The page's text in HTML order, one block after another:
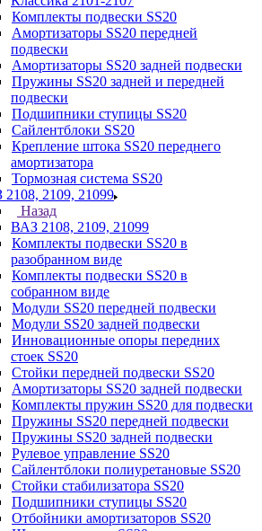
Комплекты подвески SS20
Амортизаторы SS20 передней
подвески
Амортизаторы SS20 задней подвески
Пружины SS20 задней и передней
подвески
Подшипники ступицы SS20
Сайлентблоки SS20
Крепление штока SS20 переднего
амортизатора
Тормозная система SS20
2109, 21099
Назад
ВАЗ 2108, 2109, 21099
Комплекты подвески SS20 в
разобранном виде
Комплекты подвески SS20 в
собранном виде
Модули SS20 передней подвески
Модули SS20 задней подвески
Инновационные опоры передних
стоек SS20
Стойки передней подвески SS20
Амортизаторы SS20 задней подвески
Комплекты пружин SS20 для подвески
Пружины SS20 передней подвески
Пружины SS20 задней подвески
Рулевое управление SS20
Сайлентблоки полиуретановые SS20
Стойки стабилизатора SS20
Подшипники ступицы SS20
Отбойники амортизаторов SS20